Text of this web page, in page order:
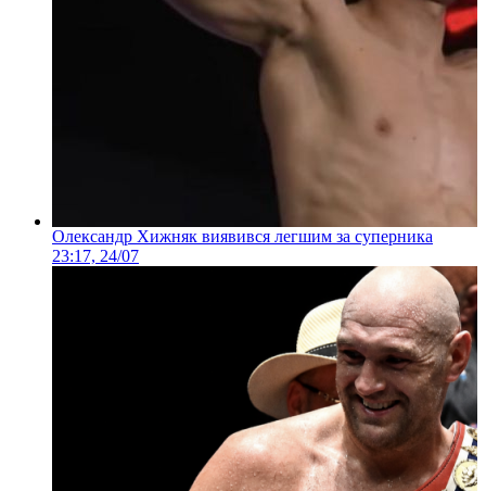
Олександр Хижняк виявився легшим за суперника
23:17, 24/07